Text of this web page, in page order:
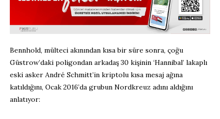
Bennhold, mülteci akınından kısa bir süre sonra, çoğu
Güstrow’daki poligondan arkadaş 30 kişinin ‘Hannibal’ lakaplı
eski asker André Schmitt’in kriptolu kısa mesaj ağına
katıldığını, Ocak 2016’da grubun Nordkreuz adını aldığını
anlatıyor: